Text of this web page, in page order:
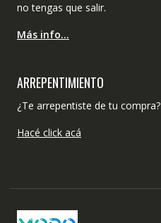
no tengas que salir.
Más info…
ARREPENTIMIENTO
¿Te arrepentiste de tu compra?
Hacé click acá